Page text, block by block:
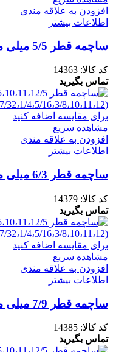
افزودن به علاقه مندی
اطلاعات بیشتر
ساچمه قطر 5/5 میلی متر (7/32 اینچ)
کد کالا: 14363
تماس بگیرید
برای مقایسه اضافه کنید
مشاهده سریع
افزودن به علاقه مندی
اطلاعات بیشتر
ساچمه قطر 6/3 میلی متر (1/4 اینچ)
کد کالا: 14379
تماس بگیرید
برای مقایسه اضافه کنید
مشاهده سریع
افزودن به علاقه مندی
اطلاعات بیشتر
ساچمه قطر 7/9 میلی متر (5/16 اینچ)
کد کالا: 14385
تماس بگیرید